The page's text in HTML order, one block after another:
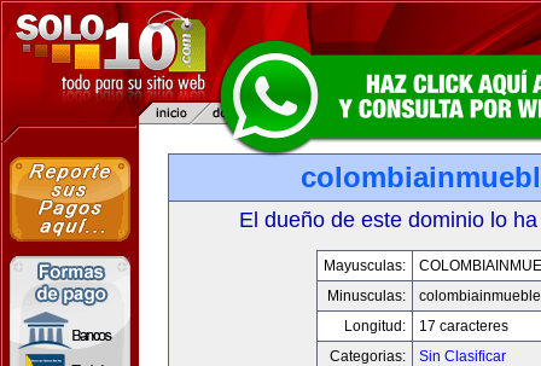
El dueño de este dominio lo
Mayusculas:
Minusculas:
Longitud:
17 caracteres
Categorias:
Sin Clasificar